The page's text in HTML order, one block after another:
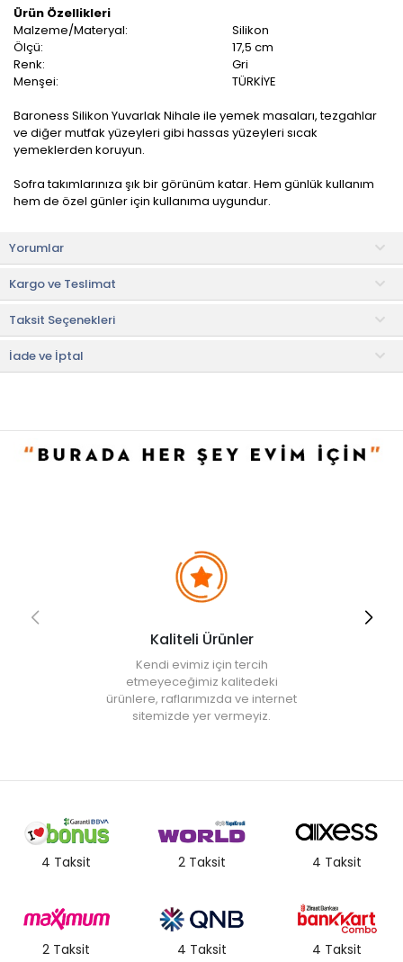
Ürün Özellikleri
Malzeme/Materyal:
Silikon
Ölçü:
17,5 cm
Renk:
Gri
Menşei:
TÜRKİYE
Baroness Silikon Yuvarlak Nihale ile yemek masaları, tezgahlar
ve diğer mutfak yüzeyleri gibi hassas yüzeyleri sıcak
yemeklerden koruyun.
Sofra takımlarınıza şık bir görünüm katar. Hem günlük kullanım
hem de özel günler için kullanıma uygundur.
• Nemli bezle silinebilir.
• Elde yıkanabilir.
• Not:Bu fiyat perakende satışlar için belirlenmiştir. Toplu alımlar
Evidea tarafından incelenecek ve uygun bulunmayan siparişler
iptal edilecektir.
• " Ürün görsellerinde ışık, ortam ve dijital düzenlemelere bağlı
olarak renk ve doku farklılıkları oluşabilir. "
Yorumlar
Kargo ve Teslimat
Taksit Seçenekleri
İade ve İptal
Kaliteli Ürünler
Kendi evimiz için tercih
etmeyeceğimiz kalitedeki
ürünlere, raflarımızda ve internet
sitemizde yer vermeyiz.
4 Taksit 2 Taksit 4 Taksit
2 Taksit 4 Taksit 4 Taksit